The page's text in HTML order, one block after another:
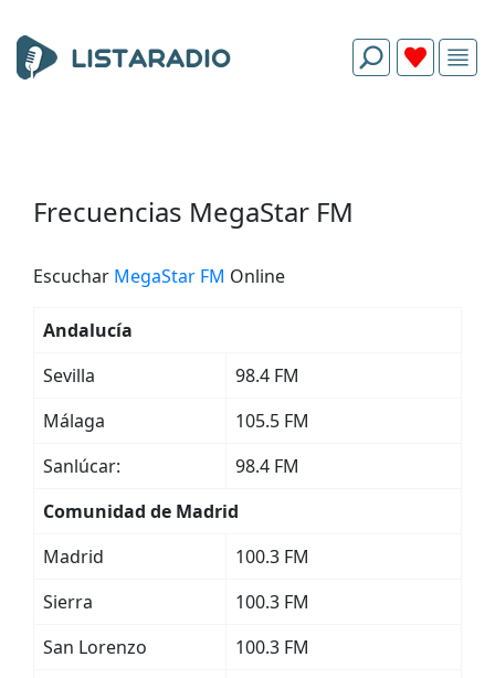
Frecuencias MegaStar FM
Escuchar MegaStar FM Online
Andalucía
Sevilla
98.4 FM
Málaga
105.5 FM
Sanlúcar:
98.4 FM
Comunidad de Madrid
Madrid
100.3 FM
Sierra
100.3 FM
San Lorenzo
100.3 FM